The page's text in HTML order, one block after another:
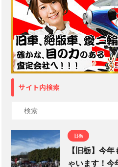
サイト内検索
旧栃
【旧栃】今
ゃいます！今